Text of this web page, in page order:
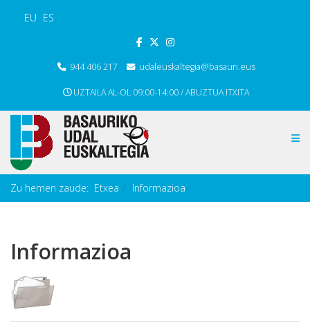
EU ES
944 406 217 udaleuskaltegia@basauri.eus
UZTAILA AL-OL 09:00-14:00 / ABUZTUA ITXITA
Zu hemen zaude: Etxea Informazioa
Informazioa